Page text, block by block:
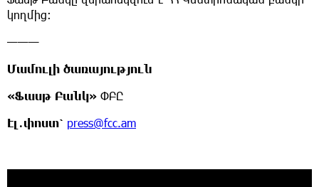
կողմից։
———
Մամուլի ծառայություն
«Ֆասթ Բանկ» ՓԲԸ
Էլ ․փոստ՝ press@fcc.am